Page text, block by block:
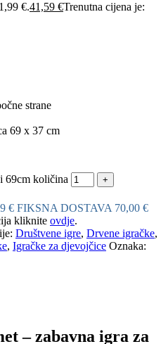
€.41,59 €Trenutna cijena je:
strane
69 x 37 cm
69cm količina
€ FIKSNA DOSTAVA 70,00 €
kliknite ovdje.
Društvene igre, Drvene igračke,
, Igračke za djevojčice Oznaka:
– zabavna igra za